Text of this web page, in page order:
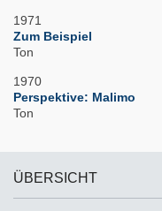
1971
Zum Beispiel
Ton
1970
Perspektive: Malimo
Ton
ÜBERSICHT